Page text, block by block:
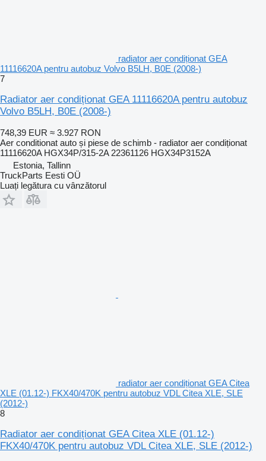
radiator aer condiționat GEA
11116620A pentru autobuz Volvo B5LH, B0E (2008-)
7
Radiator aer condiționat GEA 11116620A pentru autobuz
Volvo B5LH, B0E (2008-)
748,39 EUR ≈ 3.927 RON
Aer conditionat auto și piese de schimb - radiator aer condiționat
11116620A HGX34P/315-2A 22361126 HGX34P3152A
Estonia, Tallinn
TruckParts Eesti OÜ
Luați legătura cu vânzătorul
radiator aer condiționat GEA Citea
XLE (01.12-) FKX40/470K pentru autobuz VDL Citea XLE, SLE
(2012-)
8
Radiator aer condiționat GEA Citea XLE (01.12-)
FKX40/470K pentru autobuz VDL Citea XLE, SLE (2012-)